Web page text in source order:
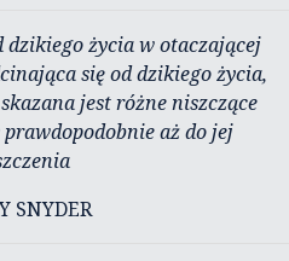
życia w otaczającej
się od dzikiego życia,
jest różne niszczące
aż do jej
SNYDER